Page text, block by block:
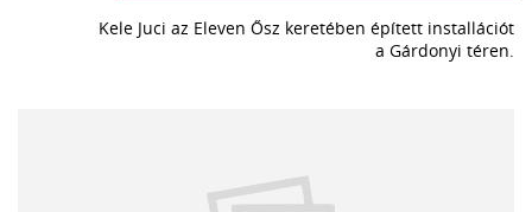
Kele Juci az Eleven Ősz keretében épített installációt
a Gárdonyi téren.